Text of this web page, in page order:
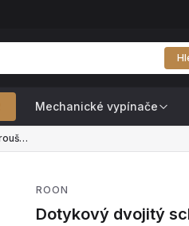
Mechanické vypínače
Dotykový dvojitý schodišťový vypínač z broušeného hliníku R-T602S-ALU-GB
ROON
Dotykový dvojitý